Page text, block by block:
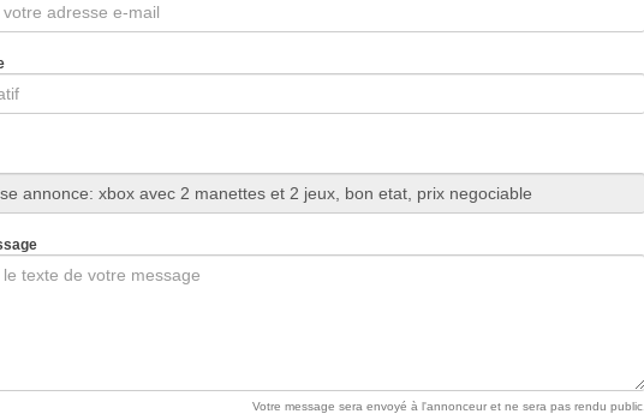
Votre message sera envoyé à l'annonceur et ne sera pas rendu public.